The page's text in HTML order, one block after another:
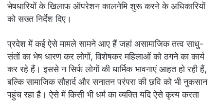
भेषधारियों के खिलाफ ऑपरेशन कालनेमि शुरू करने के अधिकारियों
को सख्त निर्देश दिए।
प्रदेश में कई ऐसे मामले सामने आए हैं जहां असामाजिक तत्व साधु-
संतों का भेष धारण कर लोगों, विशेषकर महिलाओं को ठगने का कार्य
कर रहे हैं। इससे न सिर्फ लोगों की धार्मिक भावनाएं आहत हो रही हैं,
बल्कि सामाजिक सौहार्द और सनातन परंपरा की छवि को भी नुकसान
पहुंच रहा है। ऐसे में किसी भी धर्म का व्यक्ति यदि ऐसे कृत्य करता